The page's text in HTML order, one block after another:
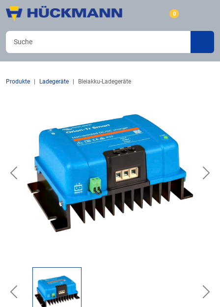
0
Produkte Ladegeräte Bleiakku-Ladegeräte
Previous
Previous